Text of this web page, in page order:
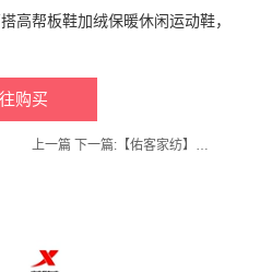
高帮板鞋加绒保暖休闲运动鞋，
购买
上一篇 下一篇: 【佑客家纺】冬季加绒加厚牛奶绒四件套